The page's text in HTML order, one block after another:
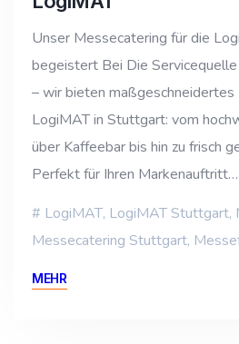
Unser Messecatering für die
begeistert Bei Die Servicequelle
– wir bieten
LogiMAT in Stuttgart: vom
über Kaffeebar bis hin zu frisch
Perfekt für Ihren Markenauftritt…
LogiMAT, LogiMAT Stuttgart,
Messecatering Stuttgart,
MEHR